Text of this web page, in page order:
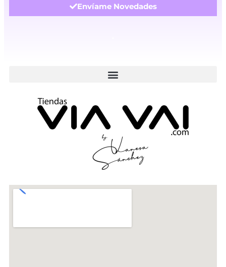
Envíame Novedades